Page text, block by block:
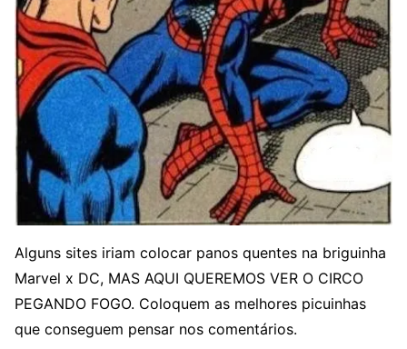
Alguns sites iriam colocar panos quentes na briguinha
Marvel x DC, MAS AQUI QUEREMOS VER O CIRCO
PEGANDO FOGO. Coloquem as melhores picuinhas
que conseguem pensar nos comentários.